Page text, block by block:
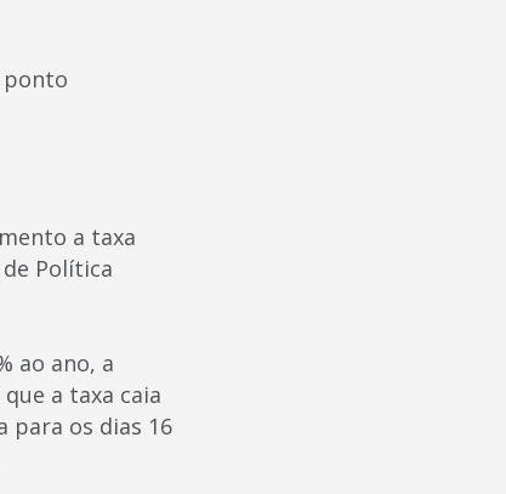
ponto
a taxa
Política
ao ano, a
a taxa caia
para os dias 16